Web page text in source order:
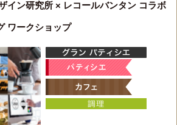
イン研究所 × レコールバンタン コラボ
ワークショップ